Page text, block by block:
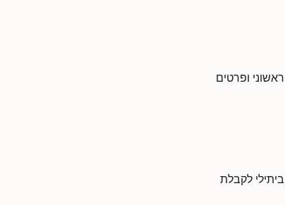
ופרטים
לקבלת